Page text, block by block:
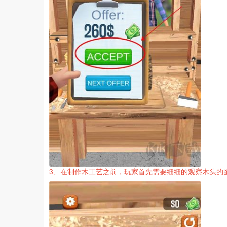
3、在制作木工艺之前，玩家首先需要细细的观察木头的